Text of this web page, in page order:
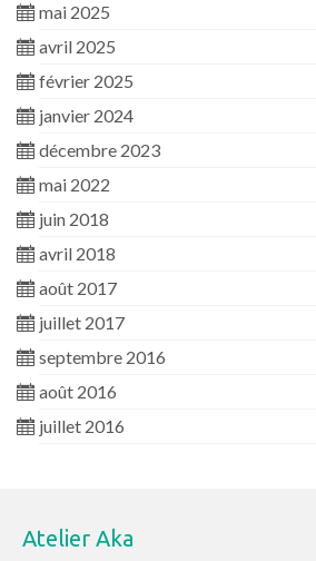
mai 2025
avril 2025
février 2025
janvier 2024
décembre 2023
mai 2022
juin 2018
avril 2018
août 2017
juillet 2017
septembre 2016
août 2016
juillet 2016
Atelier Aka